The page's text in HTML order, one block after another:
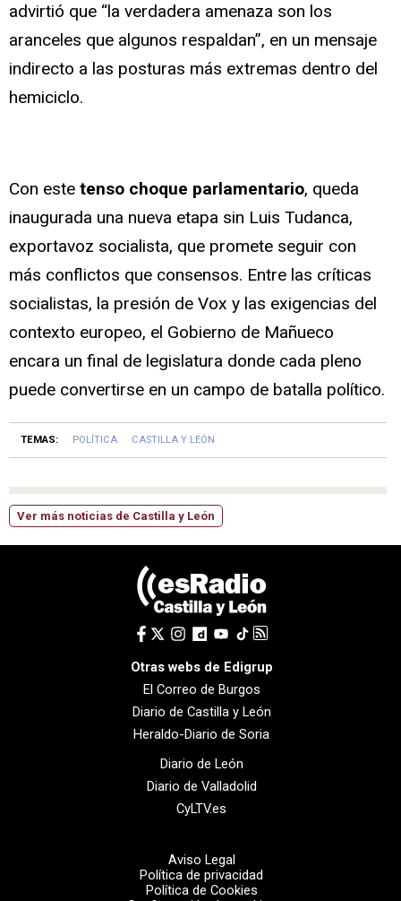
advirtió que “la verdadera amenaza son los
aranceles que algunos respaldan”, en un mensaje
indirecto a las posturas más extremas dentro del
hemiciclo.
Con este tenso choque parlamentario, queda
inaugurada una nueva etapa sin Luis Tudanca,
exportavoz socialista, que promete seguir con
más conflictos que consensos. Entre las críticas
socialistas, la presión de Vox y las exigencias del
contexto europeo, el Gobierno de Mañueco
encara un final de legislatura donde cada pleno
puede convertirse en un campo de batalla político.
TEMAS: POLÍTICA CASTILLA Y LEÓN
Ver más noticias de Castilla y León
Otras webs de Edigrup
El Correo de Burgos
Diario de Castilla y León
Heraldo-Diario de Soria
Diario de León
Diario de Valladolid
CyLTV.es
Aviso Legal
Política de privacidad
Política de Cookies